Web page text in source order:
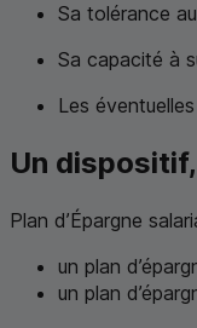
Sa tolérance
Sa capacité à
Les
Un
Plan d’Épargne
un plan
un plan